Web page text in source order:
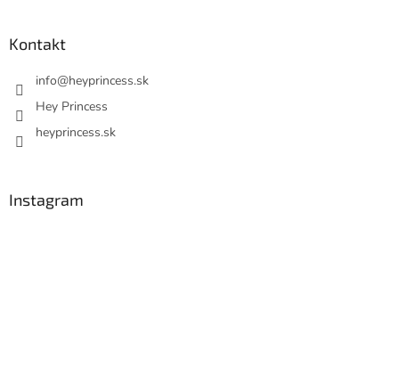
Kontakt
info@heyprincess.sk
Hey Princess
heyprincess.sk
Instagram